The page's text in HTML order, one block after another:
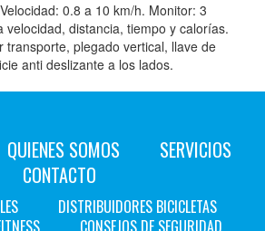
0.8 a 10 km/h. Monitor: 3
velocidad, distancia, tiempo y calorías.
transporte, plegado vertical, llave de
anti deslizante a los lados.
QUIENES SOMOS
SERVICIOS
CONTACTO
DISTRIBUIDORES BICICLETAS
CONSEJOS DE SEGURIDAD